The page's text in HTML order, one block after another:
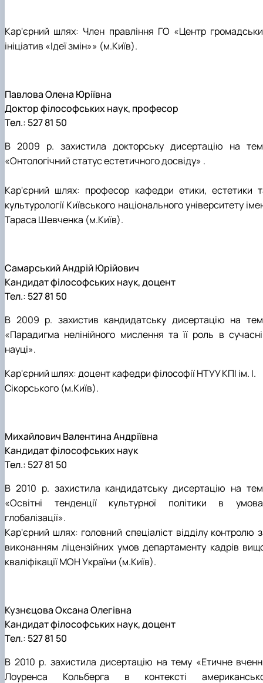
Кар'єрний шлях: Член правління ГО «Центр
ініціатив «Ідеї змін»» (м.Київ).
Павлова Олена Юріївна
Доктор філософських наук, професор
Тел.: 527 81 50
В 2009 р. захистила докторську дисертацію на
«Онтологічний статус естетичного досвіду» .
Кар'єрний шлях: професор кафедри етики, естетики
культурології Київського національного університету
Тараса Шевченка (м.Київ).
Самарський Андрій Юрійович
Кандидат філософських наук, доцент
Тел.: 527 81 50
В 2009 р. захистив кандидатську дисертацію на
«Парадигма нелінійного мислення та її роль в
науці».
Кар'єрний шлях: доцент кафедри філософії НТУУ КПІ ім. І.
Сікорського (м.Київ).
Михайлович Валентина Андріївна
Кандидат філософських наук
Тел.: 527 81 50
В 2010 р. захистила кандидатську дисертацію на
«Освітні тенденції культурної політики в
глобалізації».
Кар'єрний шлях: головний спеціаліст відділу контролю
виконанням ліцензійних умов департаменту кадрів
кваліфікації МОН України (м.Київ).
Кузнєцова Оксана Олегівна
Кандидат філософських наук, доцент
Тел.: 527 81 50
В 2010 р. захистила дисертацію на тему «Етичне
Лоуренса Кольберга в контексті